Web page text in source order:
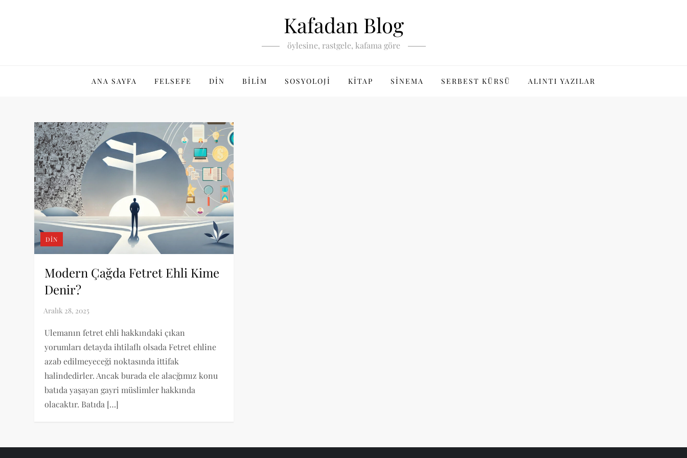
Kafadan Blog
öylesine, rastgele, kafama göre
ANA SAYFA FELSEFE DIN BILIM SOSYOLOJI KITAP SINEMA SERBEST KÜRSÜ ALINTI YAZILAR
DIN
Modern Çağda Fetret Ehli Kime
Denir?
Ulemanın fetret ehli hakkındaki çıkan
yorumları detayda ihtilaflı olsada Fetret ehline
azab edilmeyeceği noktasında ittifak
halindedirler. Ancak burada ele alacğımız konu
batıda yaşayan gayri müslimler hakkında
olacaktır. Batıda […]